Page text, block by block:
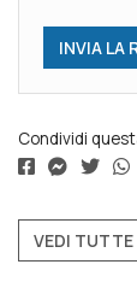
Condividi
VEDI TUTTE